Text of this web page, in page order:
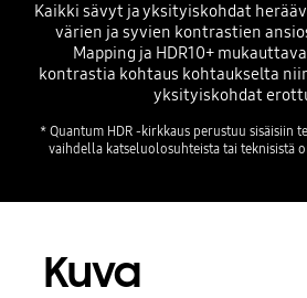
Kaikki sävyt ja yksityiskohdat
värien ja syvien kontrastien
Mapping ja HDR10+
kontrastia kohtaus kohtaukselta
yksityiskohdat
* Quantum HDR -kirkkaus perustuu sisäisiin
vaihdella katseluolosuhteista tai teknisistä
Kuva